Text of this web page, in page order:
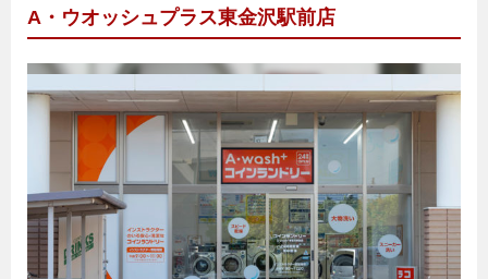
A・ウオッシュプラス東金沢駅前店